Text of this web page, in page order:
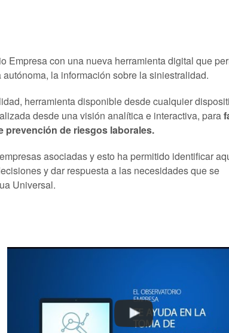
Empresa con una nueva herramienta digital que
la información sobre la siniestralidad.
herramienta disponible desde cualquier
desde una visión analítica e interactiva, para
prevención de riesgos laborales.
asociadas y esto ha permitido identificar
y dar respuesta a las necesidades que se
Universal.